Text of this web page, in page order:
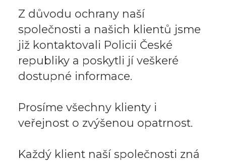
Z důvodu ochrany naší
společnosti a našich klientů jsme
již kontaktovali Policii České
republiky a poskytli jí veškeré
dostupné informace.
Prosíme všechny klienty i
veřejnost o zvýšenou opatrnost.
Každý klient naší společnosti zná